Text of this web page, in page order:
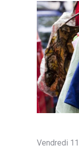
Vendredi